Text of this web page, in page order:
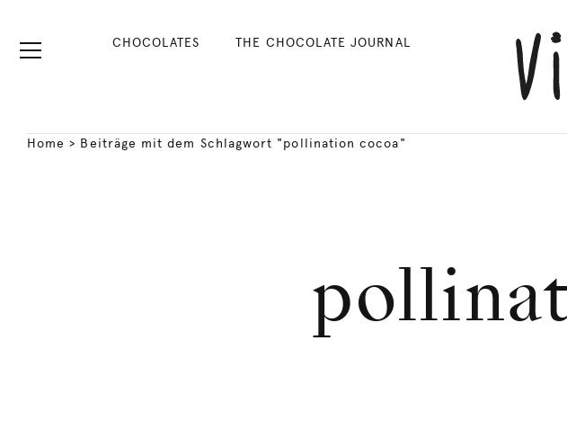
CHOCOLATES THE CHOCOLATE JOURNAL
Home > Beiträge mit dem Schlagwort "pollination cocoa"